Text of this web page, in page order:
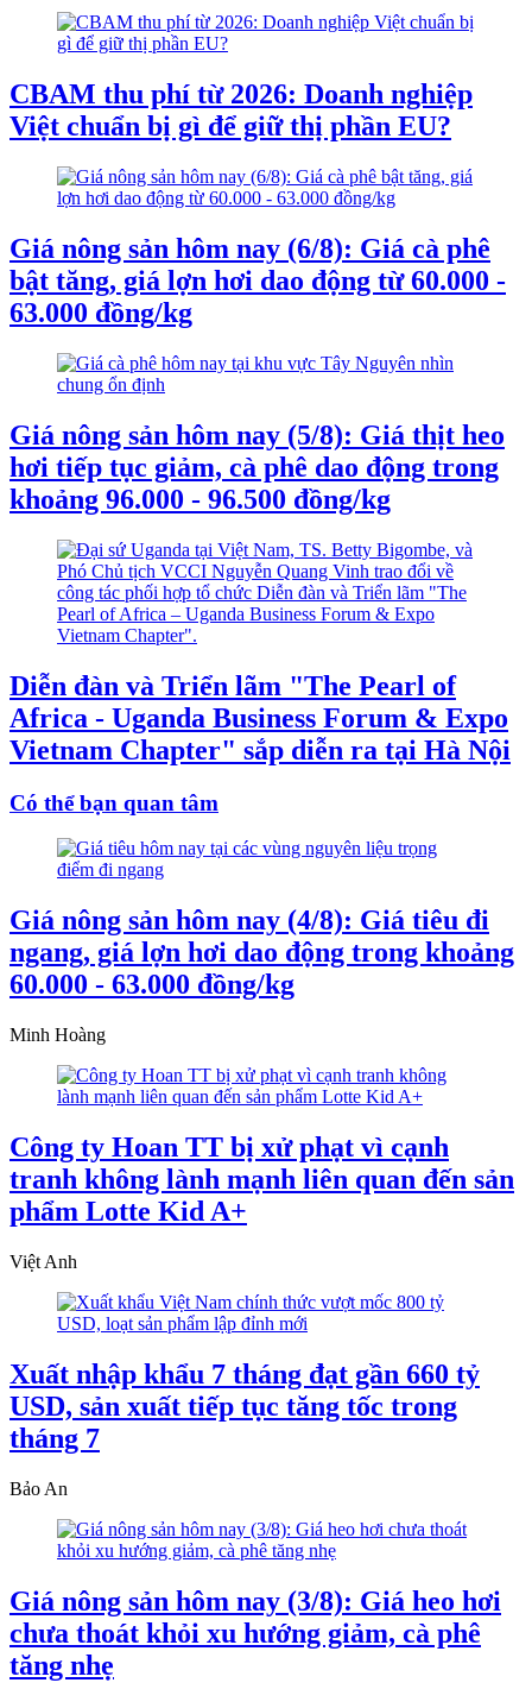
CBAM thu phí từ 2026: Doanh nghiệp
Việt chuẩn bị gì để giữ thị phần EU?
Giá nông sản hôm nay (6/8): Giá cà phê
bật tăng, giá lợn hơi dao động từ 60.000 -
63.000 đồng/kg
Giá nông sản hôm nay (5/8): Giá thịt heo
hơi tiếp tục giảm, cà phê dao động trong
khoảng 96.000 - 96.500 đồng/kg
Diễn đàn và Triển lãm "The Pearl of
Africa - Uganda Business Forum & Expo
Vietnam Chapter" sắp diễn ra tại Hà Nội
Có thể bạn quan tâm
Giá nông sản hôm nay (4/8): Giá tiêu đi
ngang, giá lợn hơi dao động trong khoảng
60.000 - 63.000 đồng/kg
Minh Hoàng
Công ty Hoan TT bị xử phạt vì cạnh
tranh không lành mạnh liên quan đến sản
phẩm Lotte Kid A+
Việt Anh
Xuất nhập khẩu 7 tháng đạt gần 660 tỷ
USD, sản xuất tiếp tục tăng tốc trong
tháng 7
Bảo An
Giá nông sản hôm nay (3/8): Giá heo hơi
chưa thoát khỏi xu hướng giảm, cà phê
tăng nhẹ